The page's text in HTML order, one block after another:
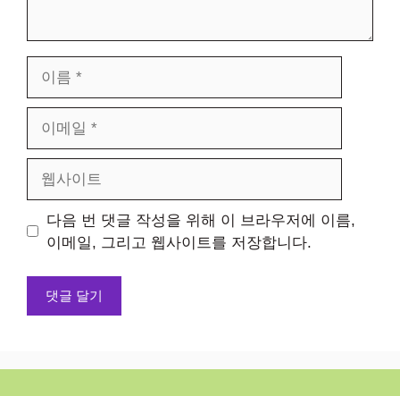
일
트
다음 번 댓글 작성을 위해 이 브라우저에 이름,
이메일, 그리고 웹사이트를 저장합니다.